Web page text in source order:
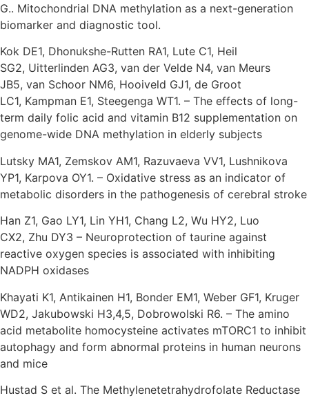
G.. Mitochondrial DNA methylation as a next-generation
biomarker and diagnostic tool.
Kok DE1, Dhonukshe-Rutten RA1, Lute C1, Heil
SG2, Uitterlinden AG3, van der Velde N4, van Meurs
JB5, van Schoor NM6, Hooiveld GJ1, de Groot
LC1, Kampman E1, Steegenga WT1. – The effects of long-
term daily folic acid and vitamin B12 supplementation on
genome-wide DNA methylation in elderly subjects
Lutsky MA1, Zemskov AM1, Razuvaeva VV1, Lushnikova
YP1, Karpova OY1. – Oxidative stress as an indicator of
metabolic disorders in the pathogenesis of cerebral stroke
Han Z1, Gao LY1, Lin YH1, Chang L2, Wu HY2, Luo
CX2, Zhu DY3 – Neuroprotection of taurine against
reactive oxygen species is associated with inhibiting
NADPH oxidases
Khayati K1, Antikainen H1, Bonder EM1, Weber GF1, Kruger
WD2, Jakubowski H3,4,5, Dobrowolski R6. – The amino
acid metabolite homocysteine activates mTORC1 to inhibit
autophagy and form abnormal proteins in human neurons
and mice
Hustad S et al. The Methylenetetrahydrofolate Reductase